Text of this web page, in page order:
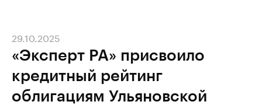
«Эксперт РА» присвоило
кредитный рейтинг
облигациям Ульяновской
29.10.2025